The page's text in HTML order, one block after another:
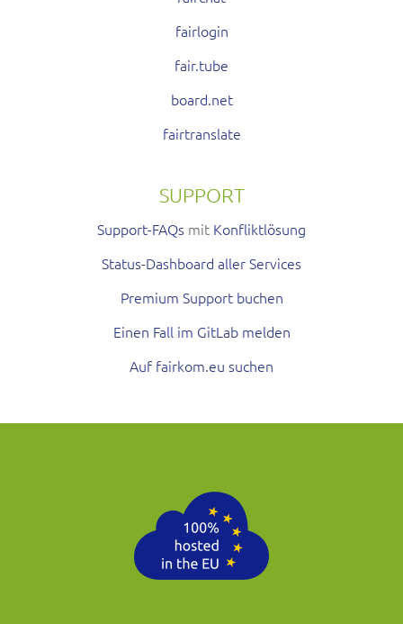
fairlogin
fair.tube
board.net
fairtranslate
SUPPORT
Support-FAQs mit Konfliktlösung
Status-Dashboard aller Services
Premium Support buchen
Einen Fall im GitLab melden
Auf fairkom.eu suchen